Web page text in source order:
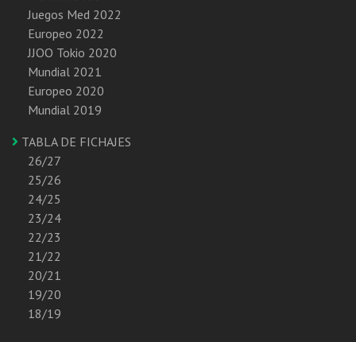
Juegos Med 2022
Europeo 2022
JJOO Tokio 2020
Mundial 2021
Europeo 2020
Mundial 2019
TABLA DE FICHAJES
26/27
25/26
24/25
23/24
22/23
21/22
20/21
19/20
18/19